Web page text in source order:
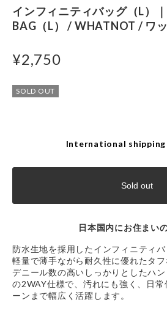
インフィニティバッグ（L）
BAG（L） / WHATNOT / ワ
¥2,750
SOLD OUT
International
Sold out
日本国内にお住まい
防水生地を採用したインフィニティバ
軽量で薄手ながら耐久性に優れたタフ
デニール数の高いしっかりとしたハ
の2WAY仕様で、汚れにも強く、日
ーンまで幅広く活躍します。